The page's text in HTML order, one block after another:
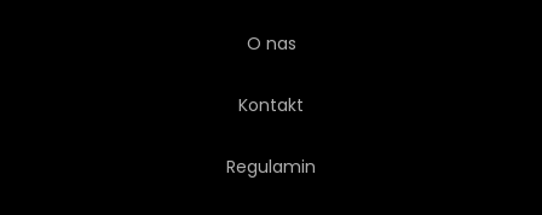
O nas
Kontakt
Regulamin